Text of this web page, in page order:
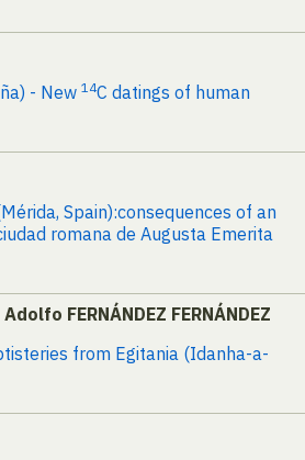
- New 14C datings of human
Spain):consequences of an
romana de Augusta Emerita
FERNÁNDEZ FERNÁNDEZ
from Egitania (Idanha-a-